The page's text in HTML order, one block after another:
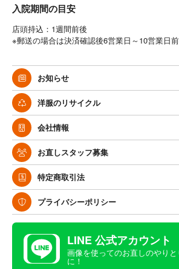
入院期間の目安
店頭持込：1週間前後
※郵送の場合は決済確認後6営業日～10営業日前
お知らせ
洋服のリサイクル
会社情報
お直しスタッフ募集
特定商取引法
プライバシーポリシー
LINE 公式アカウント
画像を使ってのお直しのやり
に！